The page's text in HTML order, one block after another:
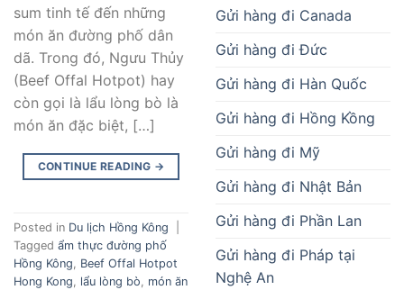
sum tinh tế đến những
món ăn đường phố dân
dã. Trong đó, Ngưu Thủy
(Beef Offal Hotpot) hay
còn gọi là lẩu lòng bò là
món ăn đặc biệt, […]
CONTINUE READING →
Posted in Du lịch Hồng Kông
Tagged ẩm thực đường phố
Hồng Kông, Beef Offal Hotpot
Hong Kong, lẩu lòng bò, món ăn
Gửi hàng đi Canada
Gửi hàng đi Đức
Gửi hàng đi Hàn Quốc
Gửi hàng đi Hồng Kồng
Gửi hàng đi Mỹ
Gửi hàng đi Nhật Bản
Gửi hàng đi Phần Lan
Gửi hàng đi Pháp tại
Nghệ An